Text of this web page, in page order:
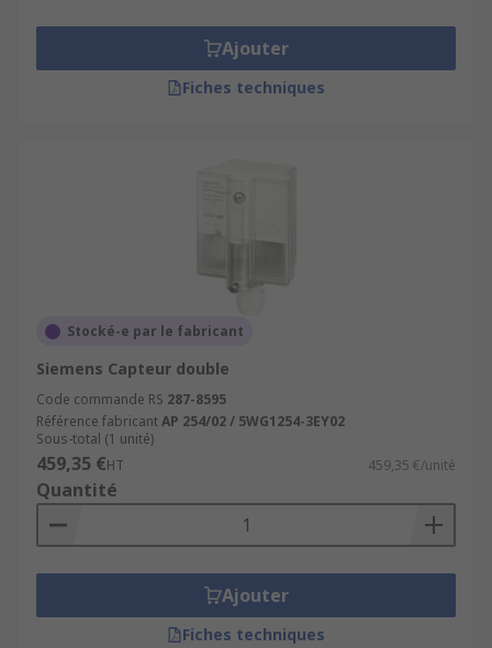
Ajouter
Fiches techniques
Stocké-e par le fabricant
Siemens Capteur double
Code commande RS 287-8595
Référence fabricantAP 254/02 / 5WG1254-3EY02
Sous-total (1 unité)
459,35 €HT 459,35 €/unité
Quantité
Ajouter
Fiches techniques